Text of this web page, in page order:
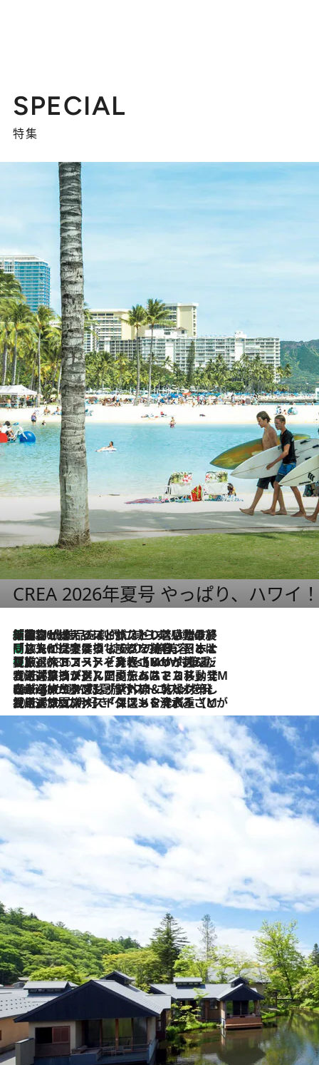
SPECIAL
特集
CREA 2026年夏号 やっぱり、ハワイ
2026.8.6
「荷物が増えるほど旅ストレスは増す」美容ジャーナリストがたどり着いた最終結論。“化粧品を劇的に減らす”感動の凝縮美容とは
2026.8.6
「旅先には金髪ウィッグを持参」日本と同じメイクでは損してる!? 美容ジャーナリストが提案する“掟破りの旅美容”とは
2026.8.6
【厳選旅コスメ】「身軽さ＆UV対策重視！」ヘアアーティストshucoが選んだ夏旅ベストコスメを発表【Mサイズジップ】
2026.8.5
【厳選旅コスメ】国内をあちこち移動する河井菜摘が選んだ夏旅ベストコスメ発表！「リラックスアイテムはマスト」【Mサイズジップ】
2026.8.4
【厳選旅コスメ】「紫外線＆乾燥対策しながらメイク感も！」ヘア＆メイクGeorgeが選んだ夏旅ベストコスメを発表！【Mサイズジップ】
2026.8.3
【厳選旅コスメ】「保湿もタイパ重視！」“サウナ好き”タレント清水みさとが愛用する夏旅ベストコスメを発表！【Mサイズジップ】